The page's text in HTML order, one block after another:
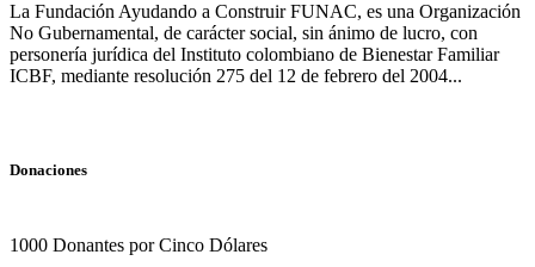
La Fundación Ayudando a Construir FUNAC, es una Organización
No Gubernamental, de carácter social, sin ánimo de lucro, con
personería jurídica del Instituto colombiano de Bienestar Familiar
ICBF, mediante resolución 275 del 12 de febrero del 2004...
Donaciones
1000 Donantes por Cinco Dólares